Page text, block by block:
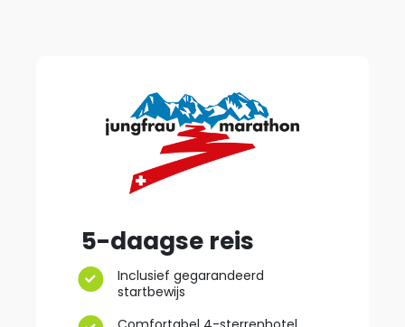
5-daagse reis
Inclusief gegarandeerd
startbewijs